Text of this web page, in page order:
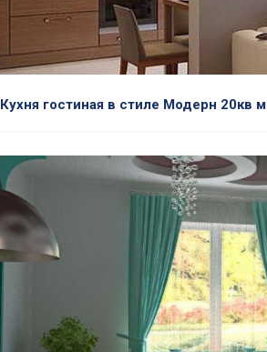
Кухня гостиная в стиле Модерн 20кв м